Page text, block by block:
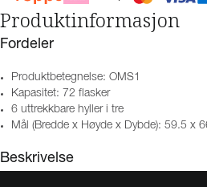
Produktinformasjon
Fordeler
Produktbetegnelse: OMS1
Kapasitet: 72 flasker
6 uttrekkbare hyller i tre
Mål (Bredde x Høyde x Dybde): 59.5 x
Beskrivelse